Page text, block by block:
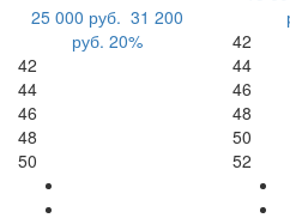
25 000 руб. 31 200
руб. 20%
42
44
46
48
50
42
44
46
48
50
52